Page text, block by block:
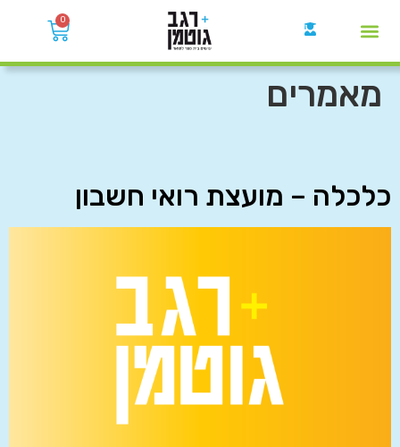
0
מאמרים
כלכלה – מועצת רואי חשבון